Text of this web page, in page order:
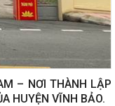
– NƠI THÀNH LẬP
HUYỆN VĨNH BẢO.